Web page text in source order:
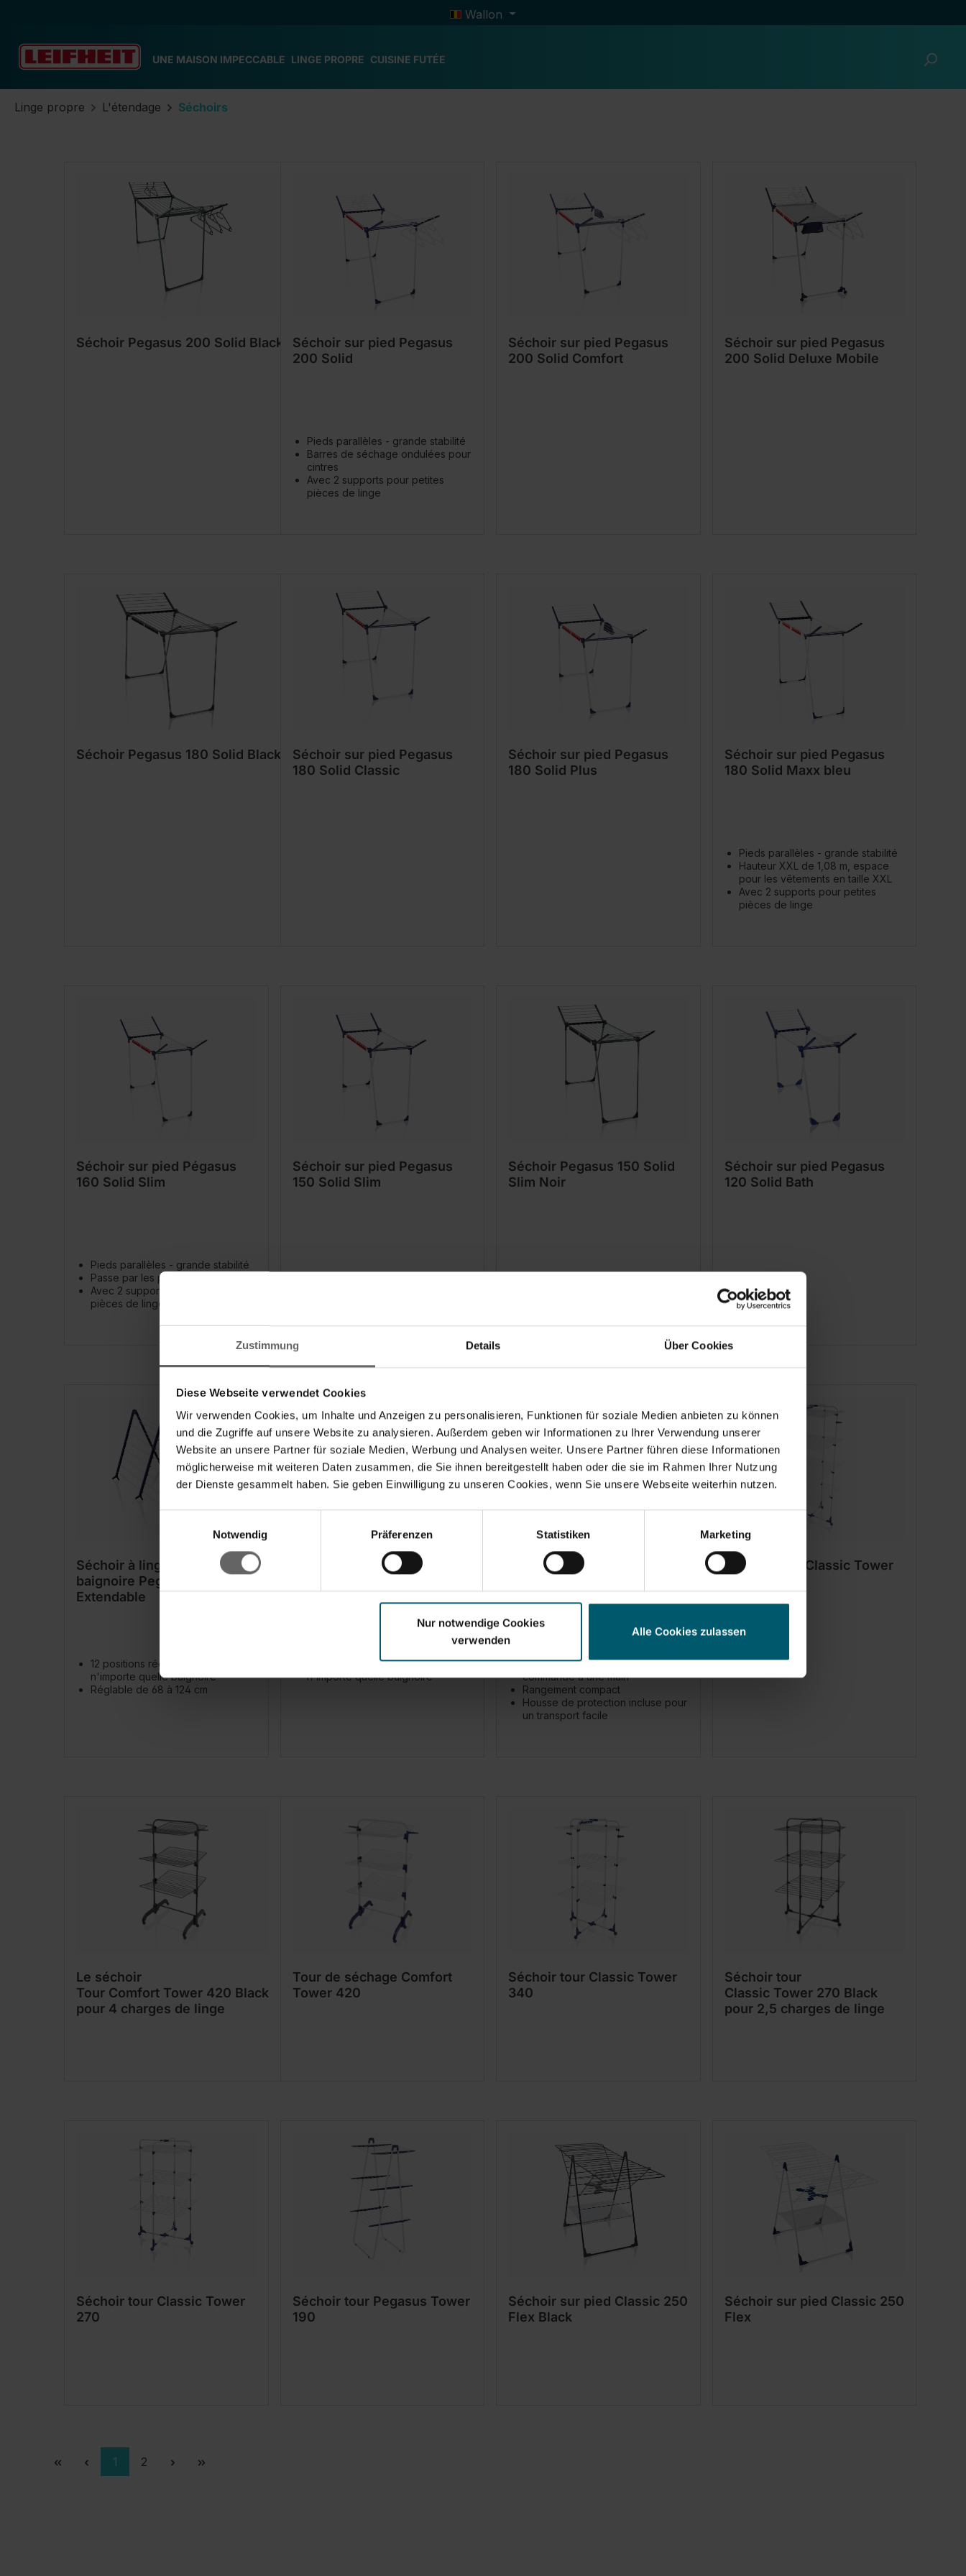
Zustimmung Details Über Cookies
Diese Webseite verwendet Cookies
Wir verwenden Cookies, um Inhalte und Anzeigen zu personalisieren, Funktionen für soziale Medien anbieten zu können
und die Zugriffe auf unsere Website zu analysieren. Außerdem geben wir Informationen zu Ihrer Verwendung unserer
Website an unsere Partner für soziale Medien, Werbung und Analysen weiter. Unsere Partner führen diese Informationen
möglicherweise mit weiteren Daten zusammen, die Sie ihnen bereitgestellt haben oder die sie im Rahmen Ihrer Nutzung
der Dienste gesammelt haben. Sie geben Einwilligung zu unseren Cookies, wenn Sie unsere Webseite weiterhin nutzen.
Notwendig
Präferenzen Statistiken Marketing
Nur notwendige Cookies
verwenden
Alle Cookies zulassen
Wallon
UNE MAISON IMPECCABLE LINGE PROPRE CUISINE FUTÉE
Linge propre L'étendage Séchoirs
Séchoir Pegasus 200 Solid Black
Séchoir sur pied Pegasus
200 Solid
Pieds parallèles - grande stabilité
Barres de séchage ondulées pour
cintres
Avec 2 supports pour petites
pièces de linge
Séchoir sur pied Pegasus
200 Solid Comfort
Séchoir sur pied Pegasus
200 Solid Deluxe Mobile
Séchoir Pegasus 180 Solid Black
Séchoir sur pied Pegasus
180 Solid Classic
Séchoir sur pied Pegasus
180 Solid Plus
Séchoir sur pied Pegasus
180 Solid Maxx bleu
Pieds parallèles - grande stabilité
Hauteur XXL de 1,08 m, espace
pour les vêtements en taille XXL
Avec 2 supports pour petites
pièces de linge
Séchoir sur pied Pégasus
160 Solid Slim
Pieds parallèles - grande stabilité
Passe par les portes même déplié
Avec 2 supports pour petites
pièces de linge
Séchoir sur pied Pegasus
150 Solid Slim
Séchoir Pegasus 150 Solid
Slim Noir
Séchoir sur pied Pegasus
120 Solid Bath
Séchoir à linge pour
baignoire Pegasus Bath 190
Extendable
12 positions réglables dans
n'importe quelle baignoire
Réglable de 68 à 124 cm
Séchoir pour baignoire
12 positions - verrouillable dans
n'importe quelle baignoire
Séchoir parapluie sur pied
Ouverture facile grâce à une
commande à une main
Rangement compact
Housse de protection incluse pour
un transport facile
Séchoir tour Classic Tower
Le séchoir
Tour Comfort Tower 420 Black
pour 4 charges de linge
Tour de séchage Comfort
Tower 420
Séchoir tour Classic Tower
340
Séchoir tour
Classic Tower 270 Black
pour 2,5 charges de linge
Séchoir tour Classic Tower
270
Séchoir tour Pegasus Tower
190
Séchoir sur pied Classic 250
Flex Black
Séchoir sur pied Classic 250
Flex
Page
1 Page
2